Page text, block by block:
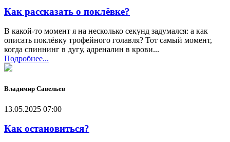
Как рассказать о поклёвке?
В какой-то момент я на несколько секунд задумался: а как
описать поклёвку трофейного голавля? Тот самый момент,
когда спиннинг в дугу, адреналин в крови...
Подробнее...
Владимир Савельев
13.05.2025 07:00
Как остановиться?